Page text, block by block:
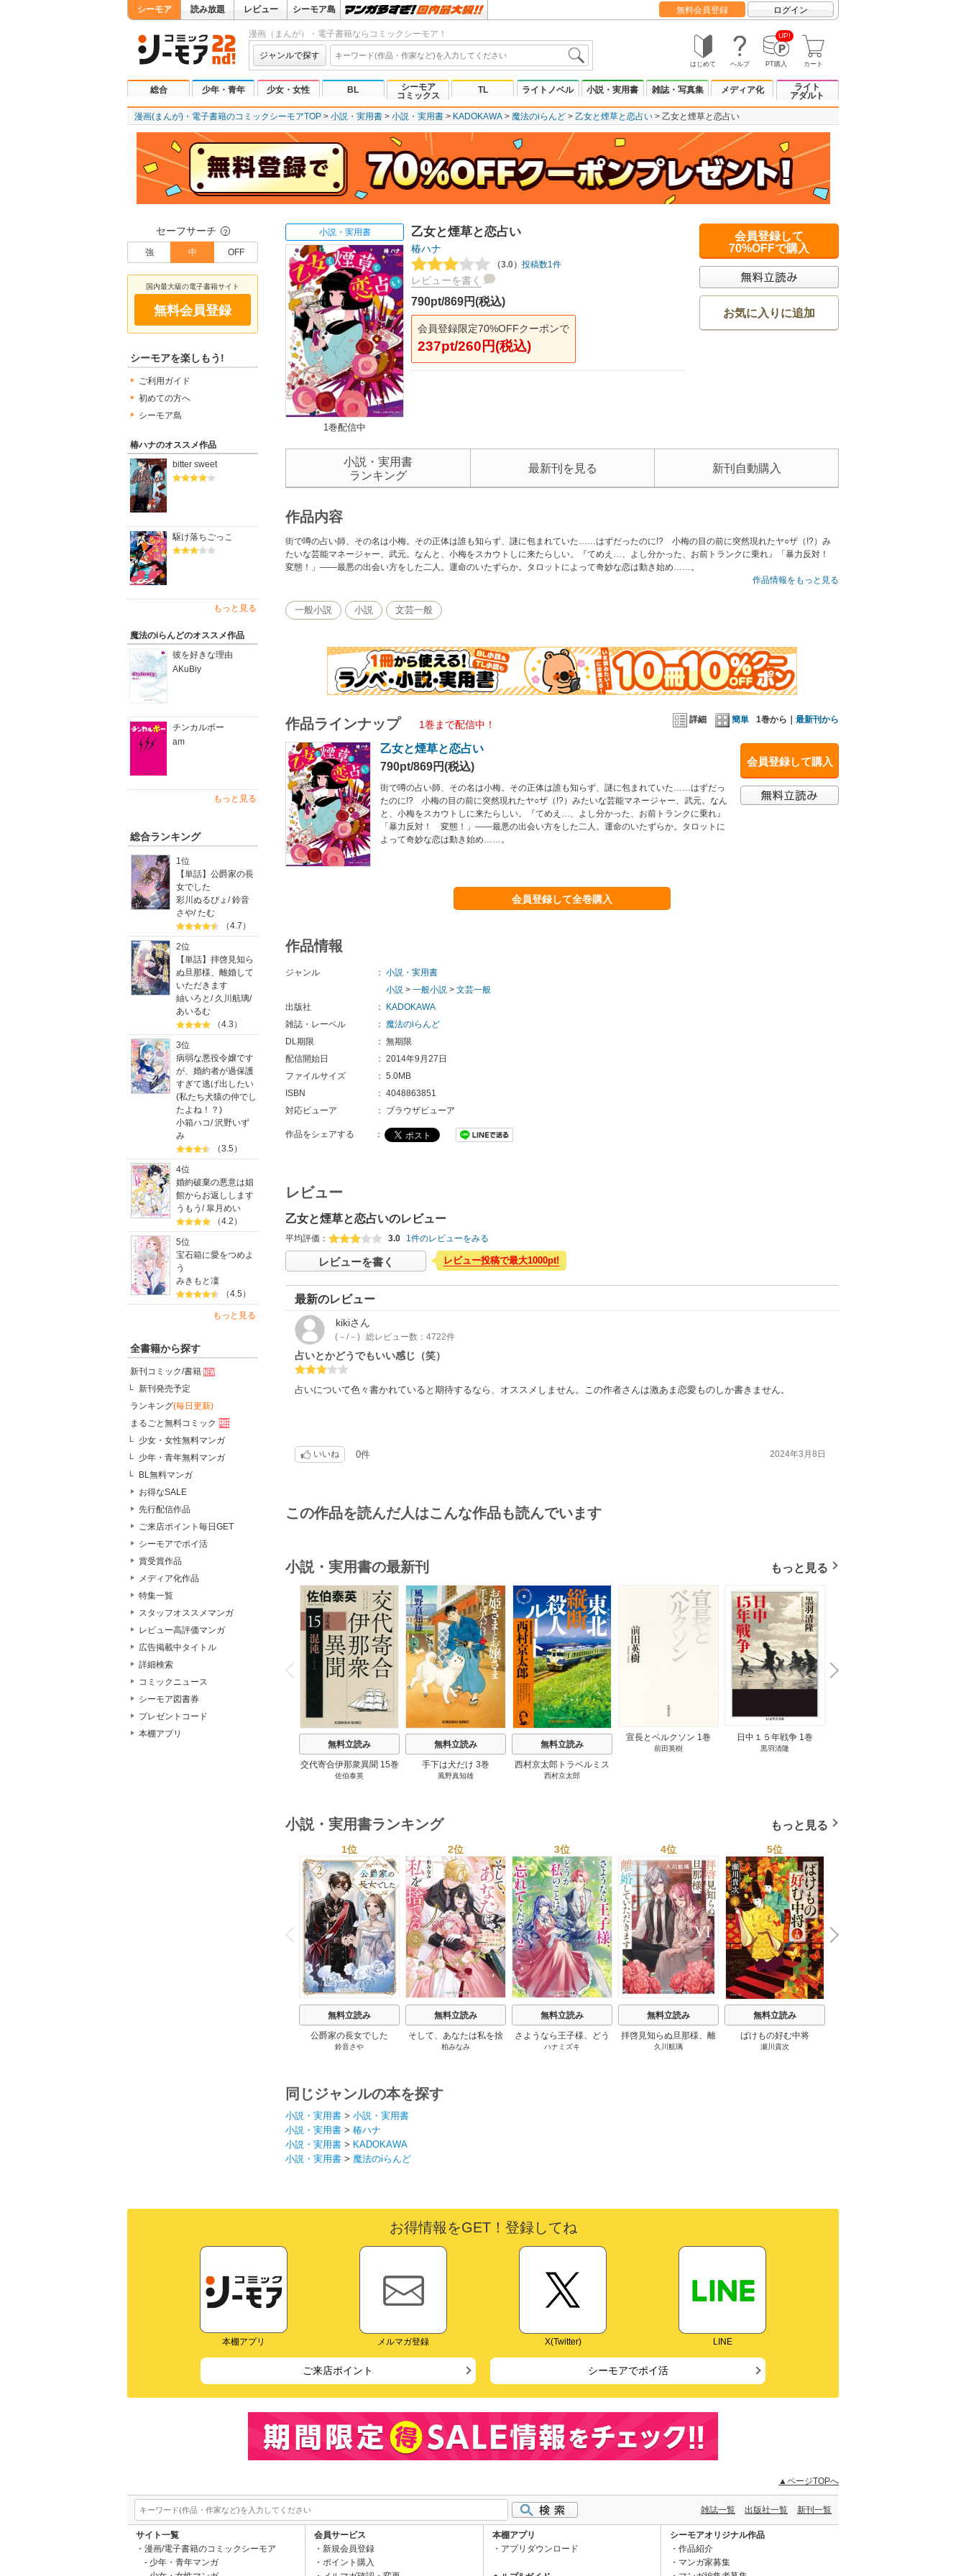
シーモア 読み放題 レビュー シーモア島 無料会員登録 ログイン
漫画（まんが）・電子書籍ならコミックシーモア！
ジャンルで探す
はじめて ヘルプ
UP!
PT購入 カート
総合 少年・青年 少女・女性 BL
シーモア
コミックス
TL ライトノベル 小説・実用書 雑誌・写真集 メディア化
ライト
アダルト
漫画(まんが)・電子書籍のコミックシーモアTOP 小説・実用書 小説・実用書 KADOKAWA 魔法のiらんど 乙女と煙草と恋占い 乙女と煙草と恋占い
セーフサーチ ？
強 中 OFF
国内最大級の電子書籍サイト
無料会員登録
シーモアを楽しもう!
ご利用ガイド
初めての方へ
シーモア島
椿ハナのオススメ作品
bitter sweet
駆け落ちごっこ
もっと見る
魔法のiらんどのオススメ作品
彼を好きな理由
AKuBiy
チンカルボー
am
もっと見る
総合ランキング
1位
【単話】公爵家の長
女でした
彩川ぬるぴょ /鈴音
さや/たむ
（4.7）
2位
【単話】拝啓見知ら
ぬ旦那様、離婚して
いただきます
紬いろと / 久川航璃/
あいるむ
（4.3）
3位
病弱な悪役令嬢です
が、婚約者が過保護
すぎて逃げ出したい
(私たち犬猿の仲でし
たよね！？)
小箱ハコ/沢野いず
み
（3.5）
4位
婚約破棄の悪意は娼
館からお返しします
うもう /皐月めい
（4.2）
5位
宝石箱に愛をつめよ
う
みきもと凜
（4.5）
もっと見る
全書籍から探す
新刊コミック/書籍
新刊発売予定
ランキング(毎日更新)
まるごと無料コミック
少女・女性無料マンガ
少年・青年無料マンガ
BL無料マンガ
お得なSALE
先行配信作品
ご来店ポイント毎日GET
シーモアでポイ活
賞受賞作品
メディア化作品
特集一覧
スタッフオススメマンガ
レビュー高評価マンガ
広告掲載中タイトル
詳細検索
コミックニュース
シーモア図書券
プレゼントコード
本棚アプリ
小説・実用書
1巻配信中
乙女と煙草と恋占い
椿ハナ
（3.0） 投稿数1件
レビューを書く
790pt/869円(税込)
会員登録限定70%OFFクーポンで
237pt/260円(税込)
会員登録して
70%OFFで購入
お気に入りに追加
小説・実用書
ランキング
最新刊を見る 新刊自動購入
作品内容
街で噂の占い師、その名は小梅。その正体は誰も知らず、謎に包まれていた……はずだったのに!? 小梅の目の前に突然現れたヤ○ザ（!?）み
たいな芸能マネージャー、武元。なんと、小梅をスカウトしに来たらしい。『てめえ…、よし分かった、お前トランクに乗れ』「暴力反対！
変態！」――最悪の出会い方をした二人。運命のいたずらか。タロットによって奇妙な恋は動き始め……。
作品情報をもっと見る
一般小説 小説 文芸一般
詳細 簡単 1巻から｜ 最新刊から
作品ラインナップ 1巻まで配信中！
会員登録して購入
乙女と煙草と恋占い
790pt/869円(税込)
街で噂の占い師、その名は小梅。その正体は誰も知らず、謎に包まれていた……はずだっ
たのに!? 小梅の目の前に突然現れたヤ○ザ（!?）みたいな芸能マネージャー、武元。なん
と、小梅をスカウトしに来たらしい。『てめえ…、よし分かった、お前トランクに乗れ』
「暴力反対！ 変態！」――最悪の出会い方をした二人。運命のいたずらか。タロットに
よって奇妙な恋は動き始め……。
会員登録して全巻購入
作品情報
ジャンル ： 小説・実用書
小説 > 一般小説 > 文芸一般
出版社
：
KADOKAWA
雑誌・レーベル
：
魔法のiらんど
DL期限
： 無期限
配信開始日
： 2014年9月27日
ファイルサイズ
： 5.0MB
ISBN
： 4048863851
対応ビューア
： ブラウザビューア
作品をシェアする ：
レビュー
乙女と煙草と恋占いのレビュー
平均評価： 3.0 1件のレビューをみる
レビューを書く レビュー投稿で最大1000pt!
最新のレビュー
kikiさん
(－/－) 総レビュー数：4722件
占いとかどうでもいい感じ（笑）
占いについて色々書かれていると期待するなら、オススメしません。この作者さんは激あま恋愛ものしか書きません。
いいね 0件 2024年3月8日
この作品を読んだ人はこんな作品も読んでいます
小説・実用書の最新刊 もっと見る
P
r
e
i
o
u
s
無料立読み
交代寄合伊那衆異聞 15巻
佐伯泰英
無料立読み
手下は犬だけ 3巻
風野真知雄
無料立読み
西村京太郎トラベルミス
テリー・セレクション 2
西村京太郎
宣長とベルクソン 1巻
前田英樹
日中１５年戦争 1巻
黒羽清隆
N
e
x
t
小説・実用書ランキング もっと見る
P
r
e
v
i
o
u
s
1位
無料立読み
公爵家の長女でした
鈴音さや
2位
無料立読み
そして、あなたは私を捨
てる
柏みなみ
3位
無料立読み
さようなら王子様、どう
か私のことは忘れてくだ
ハナミズキ
4位
無料立読み
拝啓見知らぬ旦那様、離
婚していただきます
久川航璃
5位
無料立読み
ばけもの好む中将
瀬川貴次
N
e
x
t
同じジャンルの本を探す
小説・実用書 > 小説・実用書
小説・実用書 > 椿ハナ
小説・実用書 > KADOKAWA
小説・実用書 > 魔法のiらんど
お得情報をGET！登録してね
本棚アプリ メルマガ登録 X(Twitter) LINE
ご来店ポイント シーモアでポイ活
▲ページTOPへ
雑誌一覧 出版社一覧 新刊一覧
サイト一覧
漫画/電子書籍のコミックシーモア
少年・青年マンガ
会員サービス
新規会員登録
ポイント購入
本棚アプリ
アプリダウンロード
シーモアオリジナル作品
作品紹介
マンガ家募集